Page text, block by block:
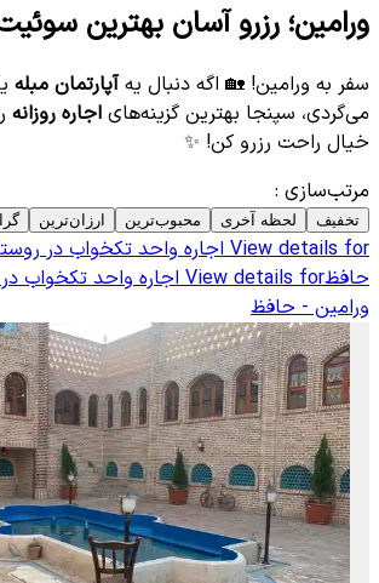
ورامین؛ رزرو آسان بهترین
سفر به ورامین! 🏡 اگه دنبال یهآپارتمان مبله
می‌گردی، سپنجا بهترین گزینه‌های اجاره روزانه
خیال راحت رزرو کن! ✨
مرتب‌سازی :
تخفیف لحظه آخری محبوب‌ترین ارزان‌ترین
View details for اجاره واحد تکخواب در
حافظView details for اجاره واحد تکخواب
ورامین - حافظ